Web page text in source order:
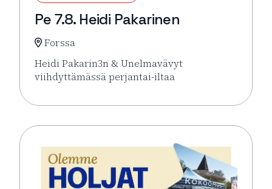
Pe 7.8. Heidi Pakarinen
Forssa
Heidi Pakarin3n & Unelmavävyt
viihdyttämässä perjantai-iltaa
Lue lisää tapahtumasta Pe 7.8. Heidi Pakarinen